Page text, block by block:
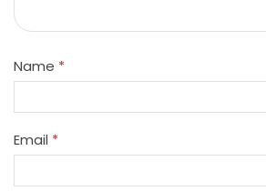
Name *
Email *